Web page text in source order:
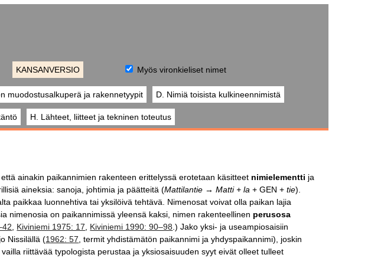
KANSANVERSIO Myös vironkieliset nimet
muodostusalkuperä ja rakennetyypit D. Nimiä toisista kulkineennimistä
H. Lähteet, liitteet ja tekninen toteutus
ainakin paikannimien rakenteen erittelyssä erotetaan käsitteet nimielementti ja
aineksia: sanoja, johtimia ja päätteitä (Mattilantie → Matti + la + GEN +tie).
paikkaa luonnehtiva tai yksilöivä tehtävä. Nimenosat voivat olla paikan lajia
nimenosia on paikannimissä yleensä kaksi, nimen rakenteellinen perusosa
Kiviniemi 1975: 17 Kiviniemi 1990: 90–98 .) Jako yksi- ja useampiosaisiin
Nissilällä (1962: 57 , termit yhdistämätön paikannimi ja yhdyspaikannimi), joskin
riittävää typologista perustaa ja yksiosaisuuden syyt eivät olleet tulleet